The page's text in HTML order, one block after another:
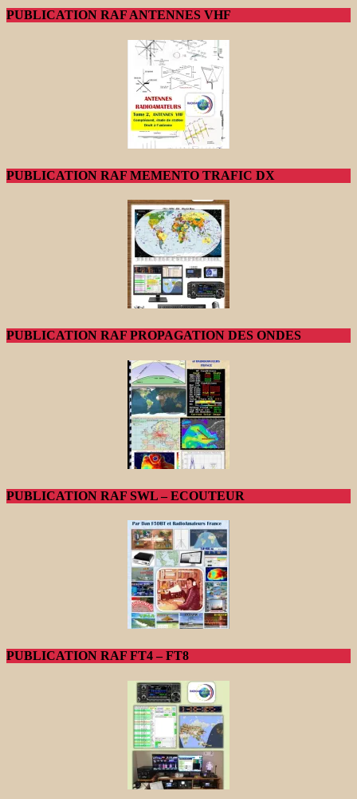
PUBLICATION RAF ANTENNES VHF
PUBLICATION RAF MEMENTO TRAFIC DX
PUBLICATION RAF PROPAGATION DES ONDES
PUBLICATION RAF SWL – ECOUTEUR
PUBLICATION RAF FT4 – FT8